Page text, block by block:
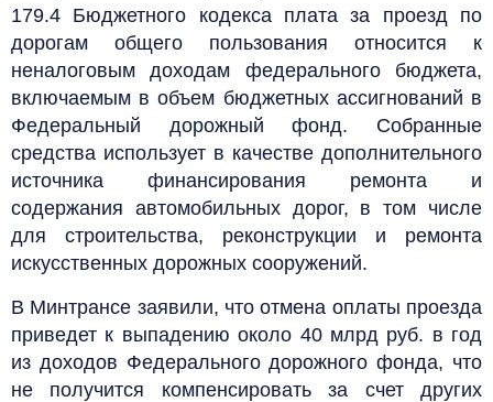
179.4 Бюджетного кодекса плата за проезд по
дорогам общего пользования относится к
неналоговым доходам федерального бюджета,
включаемым в объем бюджетных ассигнований в
Федеральный дорожный фонд. Собранные
средства использует в качестве дополнительного
источника финансирования ремонта и
содержания автомобильных дорог, в том числе
для строительства, реконструкции и ремонта
искусственных дорожных сооружений.
В Минтрансе заявили, что отмена оплаты проезда
приведет к выпадению около 40 млрд руб. в год
из доходов Федерального дорожного фонда, что
не получится компенсировать за счет других